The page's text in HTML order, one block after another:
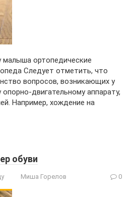
малыша ортопедические
Следует отметить, что
вопросов, возникающих у
двигательному аппарату,
Например, хождение на
обуви
Миша Горелов 0